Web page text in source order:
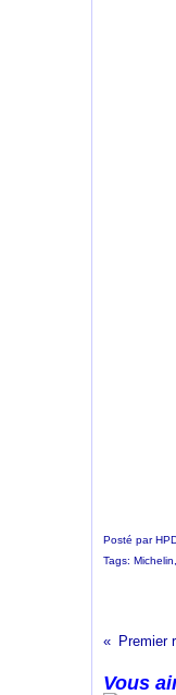
Posté par
Tags: Michelin
Vous